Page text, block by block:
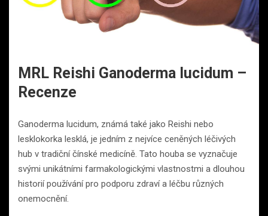
MRL Reishi Ganoderma lucidum –
Recenze
Ganoderma lucidum, známá také jako Reishi nebo
lesklokorka lesklá, je jedním z nejvíce ceněných léčivých
hub v tradiční čínské medicíně. Tato houba se vyznačuje
svými unikátními farmakologickými vlastnostmi a dlouhou
historií používání pro podporu zdraví a léčbu různých
onemocnění.